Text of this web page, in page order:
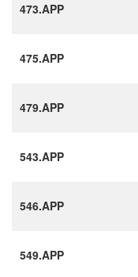
473.APP
475.APP
479.APP
543.APP
546.APP
549.APP